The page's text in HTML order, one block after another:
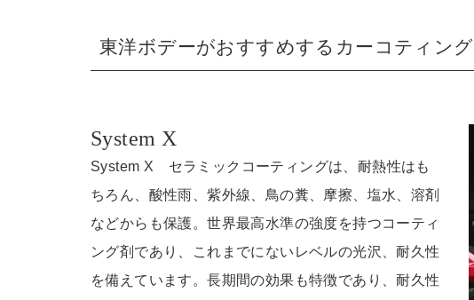
東洋ボデーがおすすめするカーコティング
System X
System X セラミックコーティングは、耐熱性はも
ちろん、酸性雨、紫外線、鳥の糞、摩擦、塩水、溶剤
などからも保護。世界最高水準の強度を持つコーティ
ング剤であり、これまでにないレベルの光沢、耐久性
を備えています。長期間の効果も特徴であり、耐久性